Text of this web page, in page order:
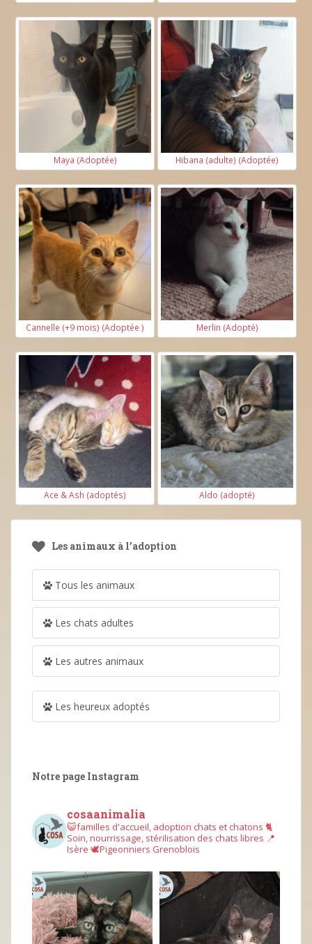
Maya (Adoptée) Hibana (adulte) (Adoptée)
Cannelle (+9 mois) (Adoptée ) Merlin (Adopté)
Ace & Ash (adoptés) Aldo (adopté)
Les animaux à l’adoption
Tous les animaux
Les chats adultes
Les autres animaux
Les heureux adoptés
Notre page Instagram
cosaanimalia
😺familles d'accueil, adoption chats et chatons 🐈
Soin, nourrissage, stérilisation des chats libres 📍
Isère 🕊︎Pigeonniers Grenoblois